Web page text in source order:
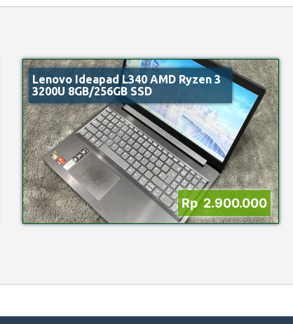
Lenovo Ideapad L340 AMD Ryzen 3
3200U 8GB/256GB SSD
Rp 2.900.000